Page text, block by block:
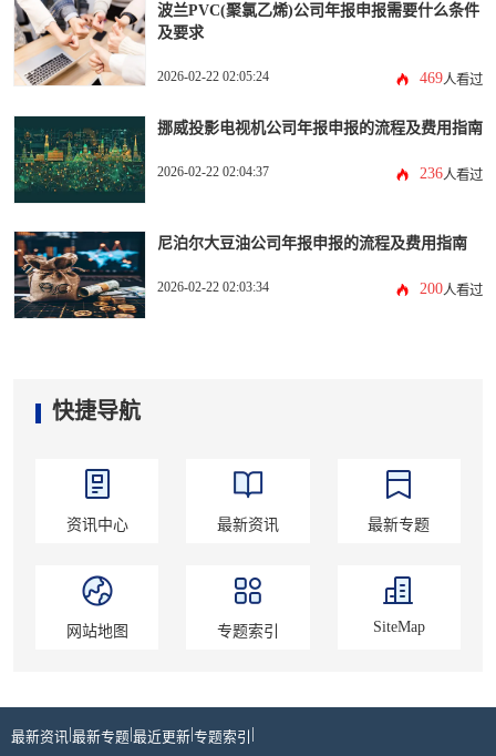
波兰PVC(聚氯乙烯)公司年报申报需要什么条件
及要求
2026-02-22 02:05:24 469人看过
挪威投影电视机公司年报申报的流程及费用指南
2026-02-22 02:04:37 236人看过
尼泊尔大豆油公司年报申报的流程及费用指南
2026-02-22 02:03:34 200人看过
快捷导航
资讯中心 最新资讯 最新专题
网站地图 专题索引 SiteMap
最新资讯 最新专题 最近更新 专题索引